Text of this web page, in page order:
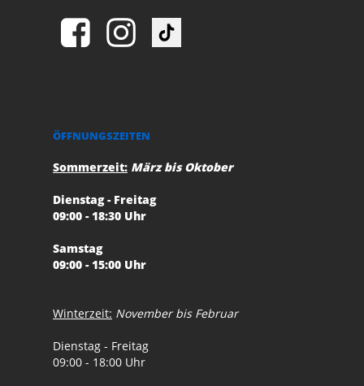
ÖFFNUNGSZEITEN
Sommerzeit: März bis Oktober
Dienstag - Freitag
09:00 - 18:30 Uhr
Samstag
09:00 - 15:00 Uhr
Winterzeit: November bis Februar
Dienstag - Freitag
09:00 - 18:00 Uhr